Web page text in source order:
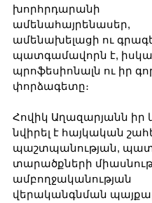
խորհրդարանի
ամենահայրենասեր,
ամենախելացի ու
պատգամավորն է,
պրոֆեսիոնալն ու իր
փորձագետը։
Հովիկ Աղազարյանն իր
նվիրել է հայկական
պաշտպանության,
տարածքների
ամբողջականության
վերականգնման